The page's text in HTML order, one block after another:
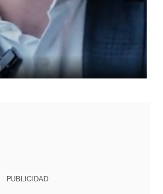
PUBLICIDAD